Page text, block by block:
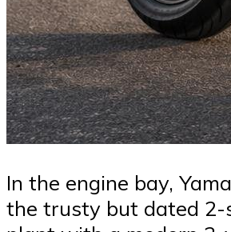
In the engine bay,
the trusty but dated 2-